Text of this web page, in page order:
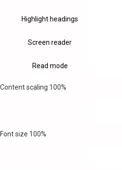
Highlight headings
Screen reader
Read mode
Content scaling 100%
Font size 100%